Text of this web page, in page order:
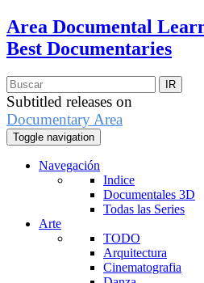
Area Documental
Best Documentaries
Subtitled releases on
Documentary Area
Toggle navigation
Navegación
Indice
Documentales 3D
Todas las Series
Arte
TODO
Arquitectura
Cinematografia